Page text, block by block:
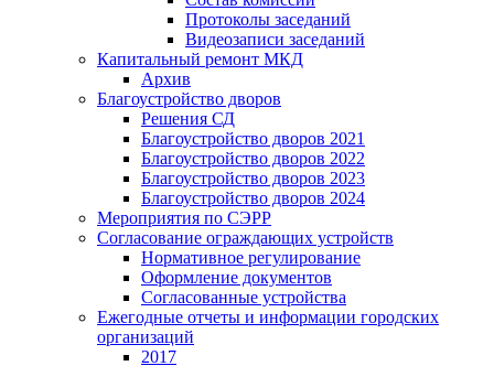
Протоколы заседаний
Видеозаписи заседаний
Капитальный ремонт МКД
Архив
Благоустройство дворов
Решения СД
Благоустройство дворов 2021
Благоустройство дворов 2022
Благоустройство дворов 2023
Благоустройство дворов 2024
Мероприятия по СЭРР
Согласование ограждающих устройств
Нормативное регулирование
Оформление документов
Согласованные устройства
Ежегодные отчеты и информации городских
организаций
2017